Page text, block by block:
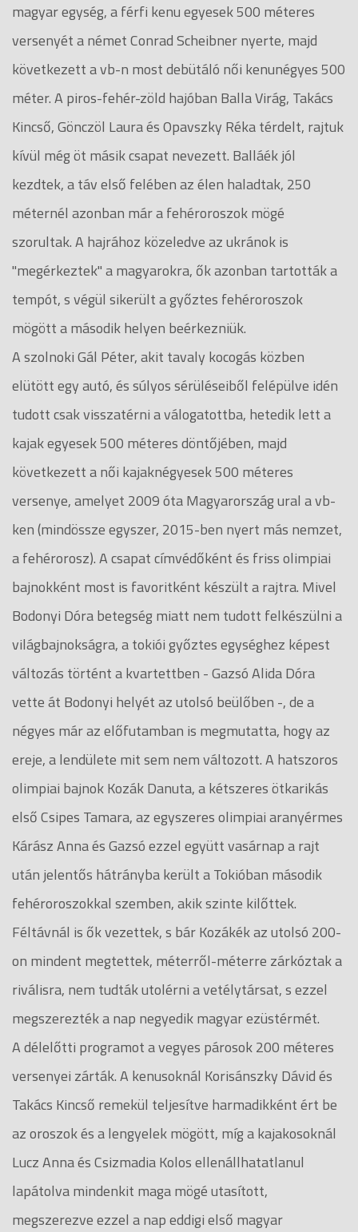
magyar egység, a férfi kenu egyesek 500 méteres
versenyét a német Conrad Scheibner nyerte, majd
következett a vb-n most debütáló női kenunégyes 500
méter. A piros-fehér-zöld hajóban Balla Virág, Takács
Kincső, Gönczöl Laura és Opavszky Réka térdelt, rajtuk
kívül még öt másik csapat nevezett. Balláék jól
kezdtek, a táv első felében az élen haladtak, 250
méternél azonban már a fehéroroszok mögé
szorultak. A hajrához közeledve az ukránok is
"megérkeztek" a magyarokra, ők azonban tartották a
tempót, s végül sikerült a győztes fehéroroszok
mögött a második helyen beérkezniük.
A szolnoki Gál Péter, akit tavaly kocogás közben
elütött egy autó, és súlyos sérüléseiből felépülve idén
tudott csak visszatérni a válogatottba, hetedik lett a
kajak egyesek 500 méteres döntőjében, majd
következett a női kajaknégyesek 500 méteres
versenye, amelyet 2009 óta Magyarország ural a vb-
ken (mindössze egyszer, 2015-ben nyert más nemzet,
a fehérorosz). A csapat címvédőként és friss olimpiai
bajnokként most is favoritként készült a rajtra. Mivel
Bodonyi Dóra betegség miatt nem tudott felkészülni a
világbajnokságra, a tokiói győztes egységhez képest
változás történt a kvartettben - Gazsó Alida Dóra
vette át Bodonyi helyét az utolsó beülőben -, de a
négyes már az előfutamban is megmutatta, hogy az
ereje, a lendülete mit sem nem változott. A hatszoros
olimpiai bajnok Kozák Danuta, a kétszeres ötkarikás
első Csipes Tamara, az egyszeres olimpiai aranyérmes
Kárász Anna és Gazsó ezzel együtt vasárnap a rajt
után jelentős hátrányba került a Tokióban második
fehéroroszokkal szemben, akik szinte kilőttek.
Féltávnál is ők vezettek, s bár Kozákék az utolsó 200-
on mindent megtettek, méterről-méterre zárkóztak a
riválisra, nem tudták utolérni a vetélytársat, s ezzel
megszerezték a nap negyedik magyar ezüstérmét.
A délelőtti programot a vegyes párosok 200 méteres
versenyei zárták. A kenusoknál Korisánszky Dávid és
Takács Kincső remekül teljesítve harmadikként ért be
az oroszok és a lengyelek mögött, míg a kajakosoknál
Lucz Anna és Csizmadia Kolos ellenállhatatlanul
lapátolva mindenkit maga mögé utasított,
megszerezve ezzel a nap eddigi első magyar